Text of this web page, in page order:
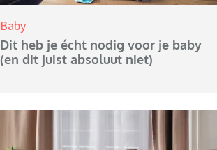
Baby
Dit heb je écht nodig voor je baby
(en dit juist absoluut niet)